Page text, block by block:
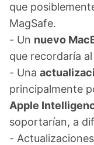
que
MagSafe.
- Un nuevo
que recordaría
- Una
principalmente
Apple
soportarían, a
-